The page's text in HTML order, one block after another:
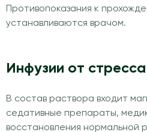
Противопоказания к
устанавливаются врачом.
Инфузии от стресса
В состав раствора входит
седативные препараты,
восстановления нормальной